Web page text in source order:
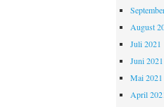
August
Juli 2021
Juni 2021
Mai 2021
April